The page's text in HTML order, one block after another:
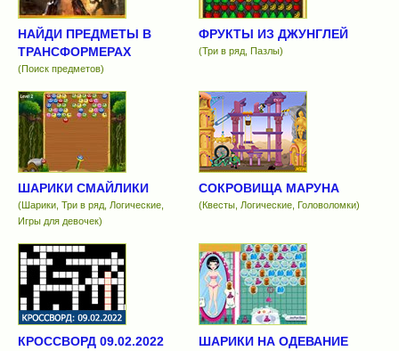
НАЙДИ ПРЕДМЕТЫ В
ТРАНСФОРМЕРАХ
(Поиск предметов)
ФРУКТЫ ИЗ ДЖУНГЛЕЙ
(Три в ряд, Пазлы)
ШАРИКИ СМАЙЛИКИ
(Шарики, Три в ряд, Логические,
Игры для девочек)
СОКРОВИЩА МАРУНА
(Квесты, Логические, Головоломки)
КРОССВОРД 09.02.2022 ШАРИКИ НА ОДЕВАНИЕ